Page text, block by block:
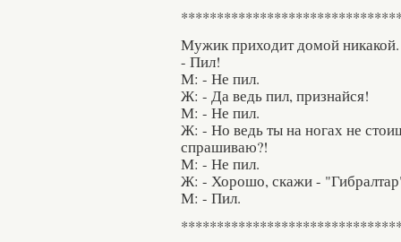
Мужик приходит домой
- Пил!
М: - Не пил.
Ж: - Да ведь пил, признайся!
М: - Не пил.
Ж: - Но ведь ты на ногах не
спрашиваю?!
М: - Не пил.
Ж: - Хорошо, скажи -
М: - Пил.